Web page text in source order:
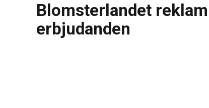
Blomsterlandet
erbjudanden